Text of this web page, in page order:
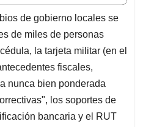
s
de gobierno locales se
de miles de personas
la tarjeta militar (en el
fiscales,
nunca bien ponderada
los soportes de
bancaria y el RUT